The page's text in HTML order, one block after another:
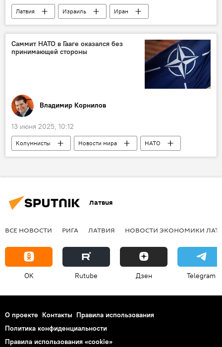
Латвия Израиль
Иран
политика
атака
Байба Браже
МИД Латвии
Саммит НАТО в Гааге оказался без
принимающей стороны
Владимир Корнилов
13 июня 2025, 10:12
Колумнисты Новости мира
НАТО
Владимир Зеленский
Нидерланды
Латвия
ВСЕ НОВОСТИ РИГА ЛАТВИЯ НОВОСТИ ЭКОНОМИКИ
OK Rutube Дзен Telegram
О проекте Контакты Правила использования
Политика конфиденциальности
Правила использования «cookie»